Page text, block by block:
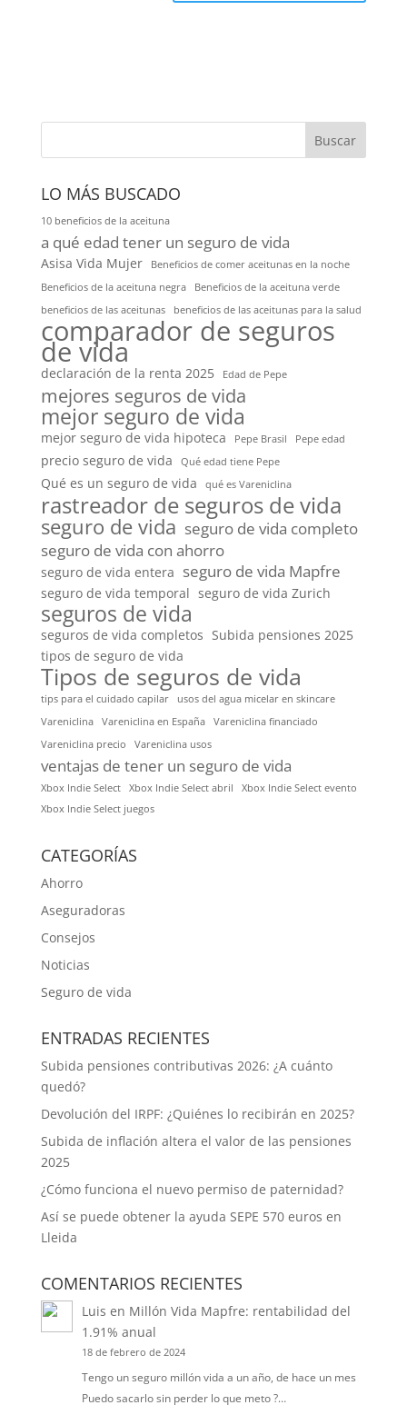
Buscar
LO MÁS BUSCADO
10 beneficios de la aceituna
a qué edad tener un seguro de vida
Asisa Vida Mujer
Beneficios de comer aceitunas en la noche
Beneficios de la aceituna negra
Beneficios de la aceituna verde
beneficios de las aceitunas
beneficios de las aceitunas para la salud
comparador de seguros
de vida
declaración de la renta 2025 Edad de Pepe
mejores seguros de vida
mejor seguro de vida
mejor seguro de vida hipoteca Pepe Brasil Pepe edad
precio seguro de vida Qué edad tiene Pepe
Qué es un seguro de vida qué es Vareniclina
rastreador de seguros de vida
seguro de vida seguro de vida completo
seguro de vida con ahorro
seguro de vida entera seguro de vida Mapfre
seguro de vida temporal seguro de vida Zurich
seguros de vida
seguros de vida completos Subida pensiones 2025
tipos de seguro de vida
Tipos de seguros de vida
tips para el cuidado capilar
usos del agua micelar en skincare
Vareniclina
Vareniclina en España
Vareniclina financiado
Vareniclina precio
Vareniclina usos
ventajas de tener un seguro de vida
Xbox Indie Select Xbox Indie Select abril
Xbox Indie Select evento
Xbox Indie Select juegos
CATEGORÍAS
Ahorro
Aseguradoras
Consejos
Noticias
Seguro de vida
ENTRADAS RECIENTES
Subida pensiones contributivas 2026: ¿A cuánto
quedó?
Devolución del IRPF: ¿Quiénes lo recibirán en 2025?
Subida de inflación altera el valor de las pensiones
2025
¿Cómo funciona el nuevo permiso de paternidad?
Así se puede obtener la ayuda SEPE 570 euros en
Lleida
COMENTARIOS RECIENTES
Luis en Millón Vida Mapfre: rentabilidad del
1.91% anual
18 de febrero de 2024
Tengo un seguro millón vida a un año, de hace un mes
Puedo sacarlo sin perder lo que meto ?…